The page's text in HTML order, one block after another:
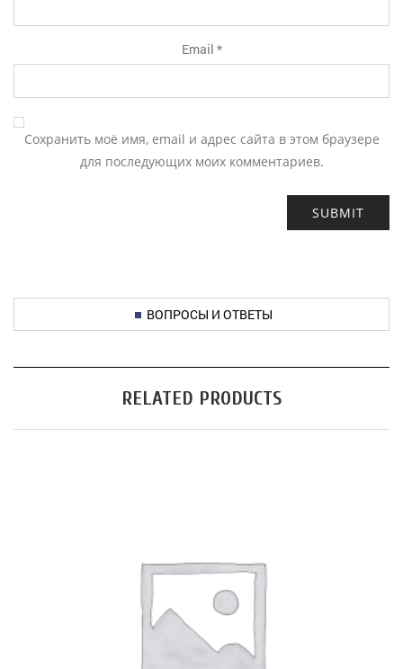
Email *
Сохранить моё имя, email и адрес сайта в этом браузере
для последующих моих комментариев.
ВОПРОСЫ И ОТВЕТЫ
RELATED PRODUCTS